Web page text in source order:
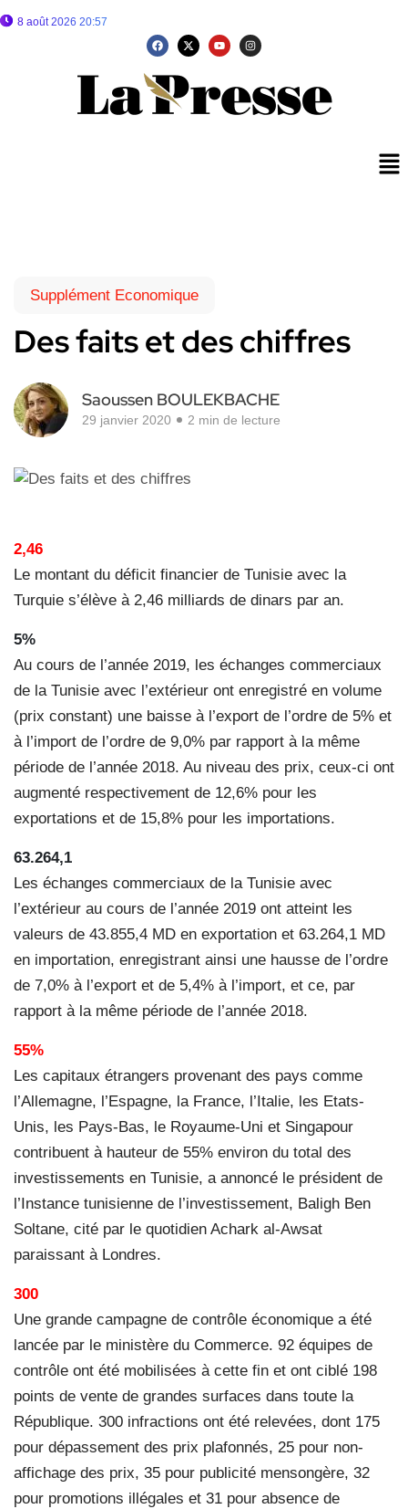
8 août 2026 20:57
Supplément Economique
Des faits et des chiffres
Saoussen BOULEKBACHE
29 janvier 2020 2 min de lecture
2,46
Le montant du déficit financier de Tunisie avec la
Turquie s’élève à 2,46 milliards de dinars par an.
5%
Au cours de l’année 2019, les échanges commerciaux
de la Tunisie avec l’extérieur ont enregistré en volume
(prix constant) une baisse à l’export de l’ordre de 5% et
à l’import de l’ordre de 9,0% par rapport à la même
période de l’année 2018. Au niveau des prix, ceux-ci ont
augmenté respectivement de 12,6% pour les
exportations et de 15,8% pour les importations.
63.264,1
Les échanges commerciaux de la Tunisie avec
l’extérieur au cours de l’année 2019 ont atteint les
valeurs de 43.855,4 MD en exportation et 63.264,1 MD
en importation, enregistrant ainsi une hausse de l’ordre
de 7,0% à l’export et de 5,4% à l’import, et ce, par
rapport à la même période de l’année 2018.
55%
Les capitaux étrangers provenant des pays comme
l’Allemagne, l’Espagne, la France, l’Italie, les Etats-
Unis, les Pays-Bas, le Royaume-Uni et Singapour
contribuent à hauteur de 55% environ du total des
investissements en Tunisie, a annoncé le président de
l’Instance tunisienne de l’investissement, Baligh Ben
Soltane, cité par le quotidien Achark al-Awsat
paraissant à Londres.
300
Une grande campagne de contrôle économique a été
lancée par le ministère du Commerce. 92 équipes de
contrôle ont été mobilisées à cette fin et ont ciblé 198
points de vente de grandes surfaces dans toute la
République. 300 infractions ont été relevées, dont 175
pour dépassement des prix plafonnés, 25 pour non-
affichage des prix, 35 pour publicité mensongère, 32
pour promotions illégales et 31 pour absence de